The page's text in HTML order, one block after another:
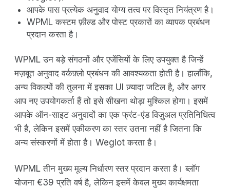
आपके पास प्रत्येक अनुवाद योग्य तत्व पर विस्तृत नियंत्रण है।
WPML कस्टम फ़ील्ड और पोस्ट प्रकारों का व्यापक प्रबंधन
प्रदान करता है।
WPML उन बड़े संगठनों और एजेंसियों के लिए उपयुक्त है जिन्हें
मज़बूत अनुवाद वर्कफ़्लो प्रबंधन की आवश्यकता होती है। हालाँकि,
अन्य विकल्पों की तुलना में इसका UI ज़्यादा जटिल है, और अगर
आप नए उपयोगकर्ता हैं तो इसे सीखना थोड़ा मुश्किल होगा। इसमें
आपके ऑन-साइट अनुवादों का एक फ्रंट-एंड विज़ुअल प्रतिनिधित्व
भी है, लेकिन इसमें एकीकरण का स्तर उतना नहीं है जितना कि
अन्य संस्करणों में होता है। Weglot करता है।
WPML तीन मुख्य मूल्य निर्धारण स्तर प्रदान करता है। ब्लॉग
योजना €39 प्रति वर्ष है, लेकिन इसमें केवल मुख्य कार्यक्षमता